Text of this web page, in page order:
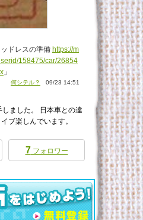
ドレスの準備 https://m
158475/car/26854
」
何シテル？ 09/23 14:51
ました。 日本車との違
ブ楽しんでいます。
7 フォロワー